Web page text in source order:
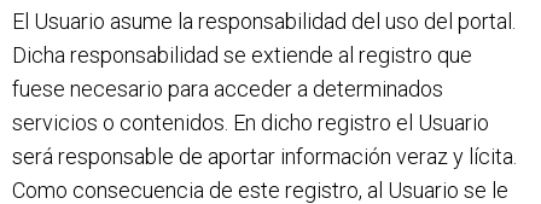
El Usuario asume la responsabilidad del uso del portal.
Dicha responsabilidad se extiende al registro que
fuese necesario para acceder a determinados
servicios o contenidos. En dicho registro el Usuario
será responsable de aportar información veraz y lícita.
Como consecuencia de este registro, al Usuario se le